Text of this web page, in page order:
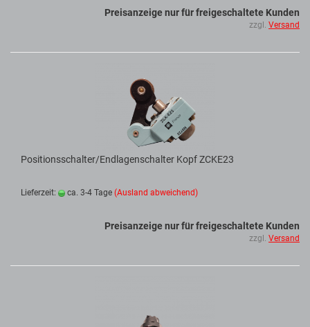
Preisanzeige nur für freigeschaltete Kunden
zzgl. Versand
Positionsschalter/Endlagenschalter Kopf ZCKE23
Lieferzeit: ca. 3-4 Tage (Ausland abweichend)
Preisanzeige nur für freigeschaltete Kunden
zzgl. Versand